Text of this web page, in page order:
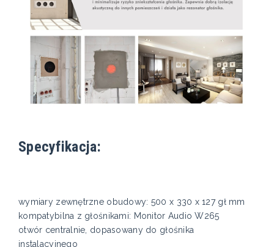
Specyfikacja:
wymiary zewnętrzne obudowy: 500 x 330 x 127 gł mm
kompatybilna z głośnikami: Monitor Audio W265
otwór centralnie, dopasowany do głośnika
instalacyjnego